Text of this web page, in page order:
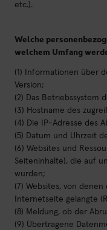
etc.).
Welche
welchem Umfang
(1) Informationen über
Version;
(2) Das Betriebssystem
(3) Hostname des
(4) Die IP-Adresse des
(5) Datum und Uhrzeit
(6) Websites und
Seiteninhalte), die auf
wurden;
(7) Websites, von
Internetseite gelangte
(8) Meldung, ob der
(9) Übertragene